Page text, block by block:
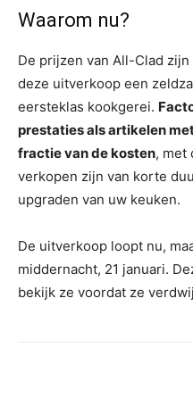
Waarom nu?
De prijzen van All-Clad
deze uitverkoop een
eersteklas kookgerei.
prestaties als artikelen
fractie van de kosten, met
verkopen zijn van korte
upgraden van uw keuken.
De uitverkoop loopt nu,
middernacht, 21 januari.
bekijk ze voordat ze